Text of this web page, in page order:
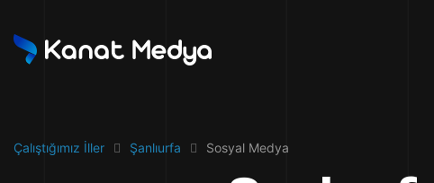
Çalıştığımız İller Şanlıurfa Sosyal Medya